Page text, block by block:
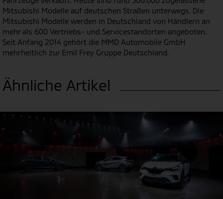
Mitsubishi Modelle auf deutschen Straßen unterwegs. Die
Mitsubishi Modelle werden in Deutschland von Händlern an
mehr als 600 Vertriebs- und Servicestandorten angeboten.
Seit Anfang 2014 gehört die MMD Automobile GmbH
mehrheitlich zur Emil Frey Gruppe Deutschland.
Ähnliche Artikel